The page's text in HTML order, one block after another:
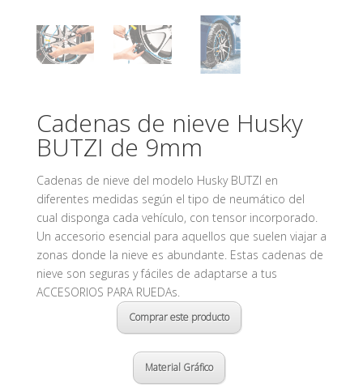
Cadenas de nieve Husky
BUTZI de 9mm
Cadenas de nieve del modelo Husky BUTZI en
diferentes medidas según el tipo de neumático del
cual disponga cada vehículo, con tensor incorporado.
Un accesorio esencial para aquellos que suelen viajar a
zonas donde la nieve es abundante. Estas cadenas de
nieve son seguras y fáciles de adaptarse a tus
ACCESORIOS PARA RUEDAs.
Comprar este producto
Material Gráfico